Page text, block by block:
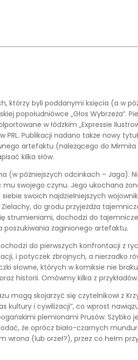
którzy byli poddanymi księcia (a w
popołudniówce „Głos Wybrzeża”.
w łódzkim „Expressie
Publikacji nadano także nowy
artefaktu (należącego do
kilka słów.
(w późniejszych odcinkach – Jaga).
swojego czynu. Jego ukochana
swoich najdzielniejszych
do grodu przyjeżdża
strumieniami, dochodzi do
poszukiwania zaginionego artefaktu.
do pierwszych konfrontacji z
i potyczek zbrojnych, a nierzadko
słowne, których w komiksie nie
historii. Omówmy kilka z przykładów.
mogą skojarzyć się czytelnikowi z
kultury i cywilizacji”, co wprost
plemionami Prusów. Szybko
że oprócz biało-czarnych
(lub orzeł?), przez co hełm